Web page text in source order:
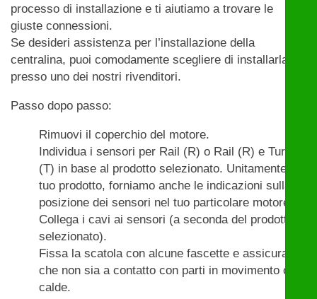
processo di installazione e ti aiutiamo a trovare le
giuste connessioni.
Se desideri assistenza per l’installazione della
centralina, puoi comodamente scegliere di installarla
presso uno dei nostri rivenditori.
Passo dopo passo:
Rimuovi il coperchio del motore.
Individua i sensori per Rail (R) o Rail (R) e Turbo
(T) in base al prodotto selezionato. Unitamente al
tuo prodotto, forniamo anche le indicazioni sulla
posizione dei sensori nel tuo particolare motore.
Collega i cavi ai sensori (a seconda del prodotto
selezionato).
Fissa la scatola con alcune fascette e assicurati
che non sia a contatto con parti in movimento o
calde.